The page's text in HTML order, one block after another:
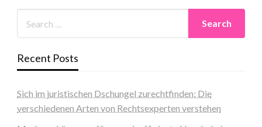
Recent Posts
Sich im juristischen Dschungel zurechtfinden: Die
verschiedenen Arten von Rechtsexperten verstehen